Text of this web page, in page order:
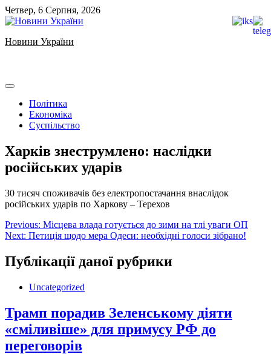
Skip
to
Четвер, 6 Серпня, 2026
Новини України
Політика
Економіка
Суспільство
Харків знеструмлено: наслідки
російських ударів
30 тисяч споживачів без електропостачання внаслідок
російських ударів по Харкову – Терехов
Навігація
записів
Previous: Місцева влада готується до зими на тлі уваги ОП
Next: Петиція щодо мера Одеси: необхідні голоси зібрано!
Публікації даної рубрики
Uncategorized
Трамп порадив Зеленському діяти
«сміливіше» для примусу РФ до
переговорів